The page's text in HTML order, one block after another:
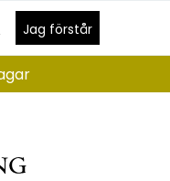
Jag förstår